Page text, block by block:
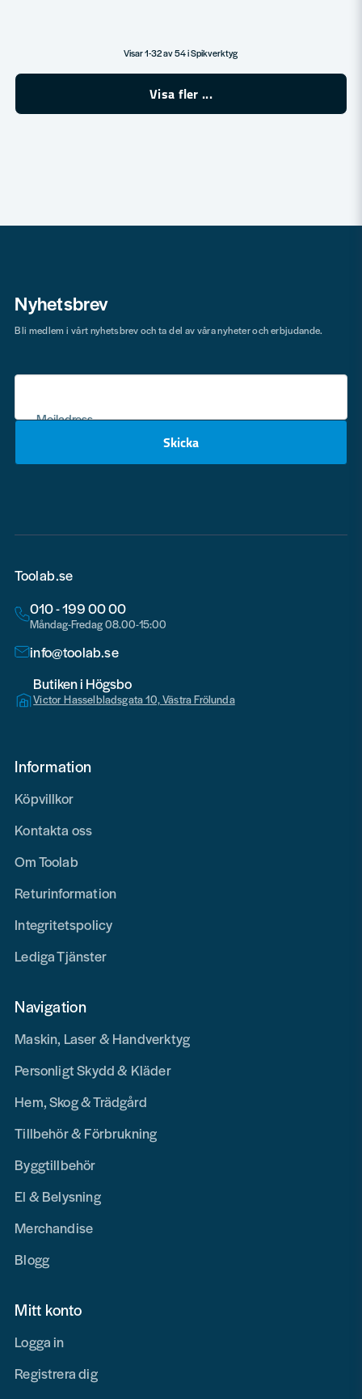
Visar 1-32 av 54 i Spikverktyg
Visa fler ...
Nyhetsbrev
Mejladress
Skicka
Bli medlem i vårt nyhetsbrev och ta del av våra nyheter och erbjudande.
Toolab.se
010 - 199 00 00
Måndag-Fredag 08.00-15:00
info@toolab.se
Butiken i Högsbo
Victor Hasselbladsgata 10, Västra Frölunda
Information
Köpvillkor
Kontakta oss
Om Toolab
Returinformation
Integritetspolicy
Lediga Tjänster
Navigation
Maskin, Laser & Handverktyg
Personligt Skydd & Kläder
Hem, Skog & Trädgård
Tillbehör & Förbrukning
Byggtillbehör
El & Belysning
Merchandise
Blogg
Mitt konto
Logga in
Registrera dig